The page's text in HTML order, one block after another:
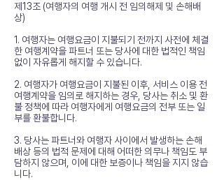
제13조 (여행자의 여행 개시 전 임의해제 및 손해배
상)
1. 여행자는 여행요금이 지불되기 전까지 사전에 체결
한 여행계약을 파트너 또는 당사에 대한 법적인 책임
없이 자유롭게 해지할 수 있습니다.
2. 여행자가 여행요금이 지불된 이후, 서비스 이용 전
여행계약을 임의로 해지하는 경우, 당사는 취소 및 환
불 정책에 따라 여행자에게 여행요금의 전부 또는 일
부를 환불합니다.
3. 당사는 파트너와 여행자 사이에서 발생하는 손해
배상 등의 법적 문제에 대해 어떠한 의무나 책임도 부
담하지 않으며, 이에 대한 보증이나 책임을 지지 않습
니다.